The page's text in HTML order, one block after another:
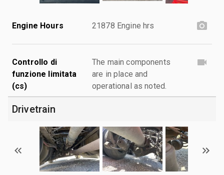
Engine Hours 21878 Engine hrs
Controllo di
funzione limitata
(cs)
The main components
are in place and
operational as noted.
Drivetrain